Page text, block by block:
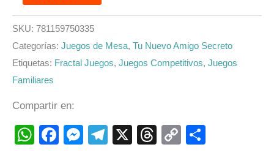
SKU: 781159750335
Categorías: Juegos de Mesa, Tu Nuevo Amigo Secreto
Etiquetas: Fractal Juegos, Juegos Competitivos, Juegos
Familiares
Compartir en:
WhatsApp
Facebook
Messenger
Telegram
X Threads
Copy